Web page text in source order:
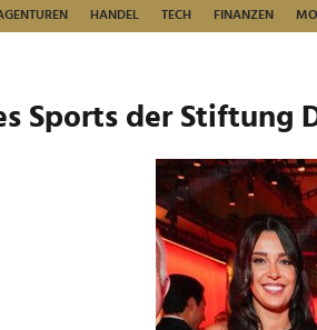
HANDEL TECH FINANZEN
Sports der Stiftung